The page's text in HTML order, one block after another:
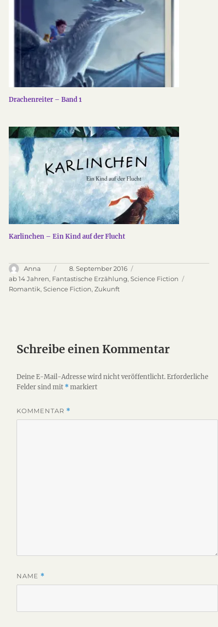
Drachenreiter – Band 1
Karlinchen – Ein Kind auf der Flucht
Autor
Anna
Veröffentlicht
am
8. September 2016
Kategorien
ab 14 Jahren, Fantastische Erzählung, Science Fiction
Schlagwörter
Romantik, Science Fiction, Zukunft
Schreibe einen Kommentar
Deine E-Mail-Adresse wird nicht veröffentlicht. Erforderliche
Felder sind mit *markiert
KOMMENTAR *
NAME *